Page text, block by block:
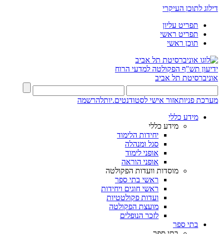
דילוג לתוכן העיקרי
תפריט עליון
תפריט ראשי
תוכן ראשי
ידיעון תש"ף הפקולטה למדעי הרוח
אוניברסיטת תל אביב
מערכת פניותאזור אישי לסטודנטים.יותלהרשמה
מידע כללי
מידע כללי
יחידות הלימוד
סגל ומנהלה
אופני לימוד
אופני הוראה
מוסדות וועדות הפקולטה
ראשי בתי ספר
ראשי חוגים ויחידות
ועדות פקולטטיות
מועצת הפקולטה
לזכר הנופלים
בתי ספר